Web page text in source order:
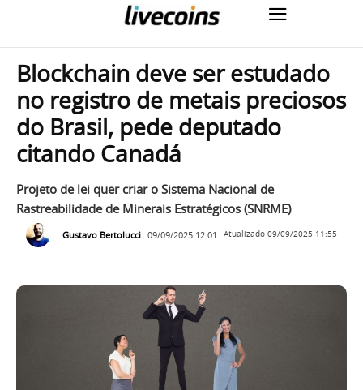
Blockchain deve ser estudado
no registro de metais preciosos
do Brasil, pede deputado
citando Canadá
Projeto de lei quer criar o Sistema Nacional de
Rastreabilidade de Minerais Estratégicos (SNRME)
Gustavo Bertolucci 09/09/2025 12:01 Atualizado 09/09/2025 11:55